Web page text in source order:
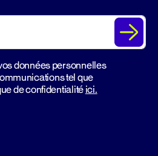
données personnelles
tel que
de confidentialitéici.